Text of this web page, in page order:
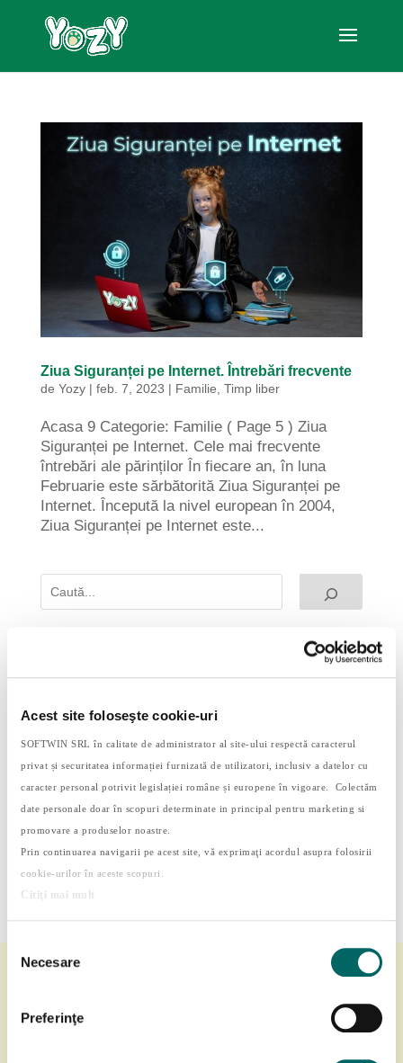
Acest site foloseşte cookie-uri
SOFTWIN SRL în calitate de administrator al site-ului respectă caracterul
privat și securitatea informației furnizată de utilizatori, inclusiv a datelor cu
caracter personal potrivit legislației române și europene în vigoare. Colectăm
date personale doar în scopuri determinate in principal pentru marketing si
promovare a produselor noastre.
Prin continuarea navigarii pe acest site, vă exprimaţi acordul asupra folosirii
cookie-urilor în aceste scopuri.
Citiţi mai mult
Selecția
consimțământului
Necesare
Preferinţe
Ziua Siguranței pe Internet. Întrebări frecvente
de Yozy| feb. 7, 2023 | Familie Timp liber
Acasa 9 Categorie: Familie ( Page 5 ) Ziua
Siguranței pe Internet. Cele mai frecvente
întrebări ale părinților În fiecare an, în luna
Februarie este sărbătorită Ziua Siguranței pe
Internet. Începută la nivel european în 2004,
Ziua Siguranței pe Internet este...
Observarea păsărilor: o activitate simplă cu
beneficii surprinzătoare
Deficitul de transfer – ce este și cum îl
combatem
Cum transformi 15 minute libere în timp
educativ
De ce este dăunător timpul petrecut pe rețele
sociale